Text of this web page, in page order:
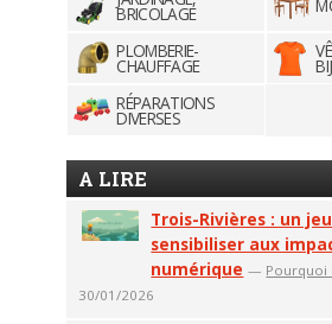
BRICOLAGE
PLOMBERIE-
CHAUFFAGE
RÉPARATIONS
DIVERSES
A LIRE
Trois-Rivières : un
sensibiliser aux
numérique — Pourquoi
30/01/2026